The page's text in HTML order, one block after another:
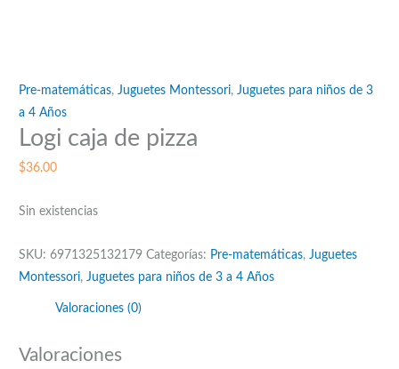
Pre-matemáticas,Juguetes Montessori,Juguetes para niños de 3
a 4 Años
Logi caja de pizza
$36.00
Sin existencias
SKU:6971325132179 Categorías: Pre-matemáticas,Juguetes
Montessori,Juguetes para niños de 3 a 4 Años
Valoraciones (0)
Valoraciones